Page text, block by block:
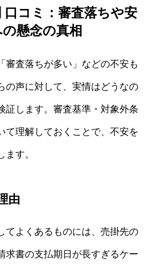
コミ：審査落ちや安
懸念の真相
審査落ちが多い」などの不安も
の声に対して、実情はどうなの
証します。審査基準・対象外条
て理解しておくことで、不安を
す。
由
てよくあるものには、売掛先の
求書の支払期日が長すぎるケー